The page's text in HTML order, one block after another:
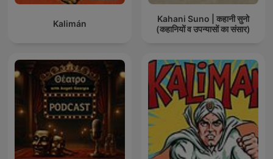
Kalimán
Kahani Suno | कहानी सुनो
(कहानियों व उपन्यासों का संसार)